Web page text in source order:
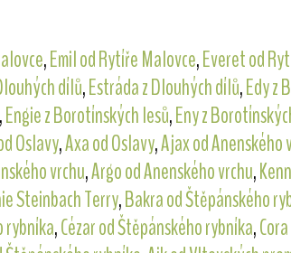
,Emil od Rytíře Malovce,Everet od
dílů,Estráda z Dlouhých dílů,Edy z
,Engie z Borotínských lesů,Eny z
Oslavy,Axa od Oslavy,Ajax od Anenského
vrchu,Argo od Anenského vrchu,
Steinbach Terry,Bakra od Štěpánského
rybníka,Cézar od Štěpánského rybníka,